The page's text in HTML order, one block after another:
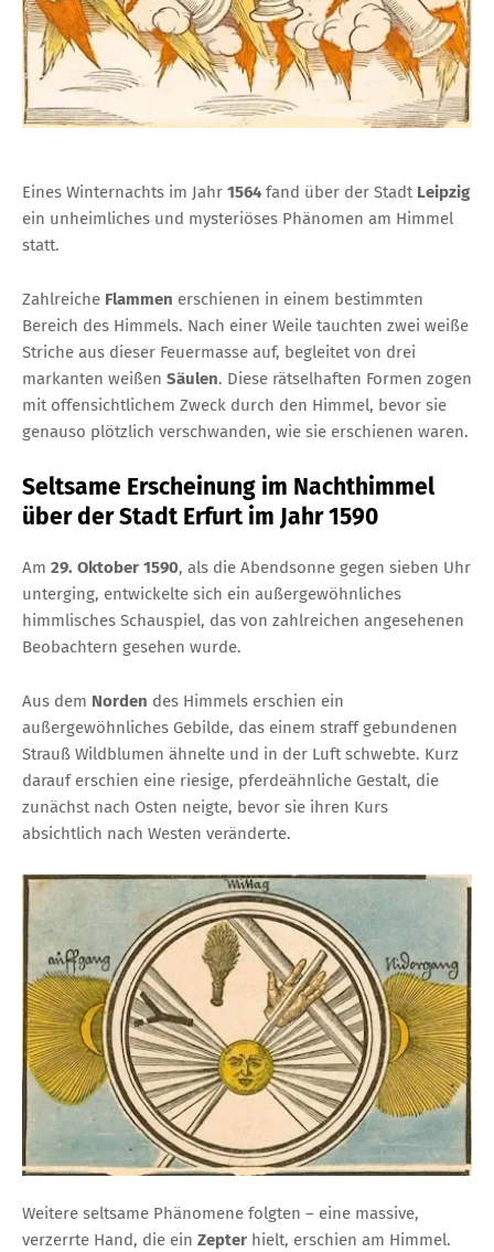
Eines Winternachts im Jahr 1564fand über der Stadt Leipzig
ein unheimliches und mysteriöses Phänomen am Himmel
statt.
Zahlreiche Flammen erschienen in einem bestimmten
Bereich des Himmels. Nach einer Weile tauchten zwei weiße
Striche aus dieser Feuermasse auf, begleitet von drei
markanten weißen Säulen. Diese rätselhaften Formen zogen
mit offensichtlichem Zweck durch den Himmel, bevor sie
genauso plötzlich verschwanden, wie sie erschienen waren.
Seltsame Erscheinung im Nachthimmel
über der Stadt Erfurt im Jahr 1590
Am 29. Oktober 1590, als die Abendsonne gegen sieben Uhr
unterging, entwickelte sich ein außergewöhnliches
himmlisches Schauspiel, das von zahlreichen angesehenen
Beobachtern gesehen wurde.
Aus dem Norden des Himmels erschien ein
außergewöhnliches Gebilde, das einem straff gebundenen
Strauß Wildblumen ähnelte und in der Luft schwebte. Kurz
darauf erschien eine riesige, pferdeähnliche Gestalt, die
zunächst nach Osten neigte, bevor sie ihren Kurs
absichtlich nach Westen veränderte.
Weitere seltsame Phänomene folgten – eine massive,
verzerrte Hand, die ein Zepter hielt, erschien am Himmel.